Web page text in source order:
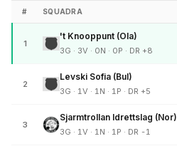
# SQUADRA
1
't Knooppunt (Ola)
3G · 3V · 0N · 0P · DR +8
2
Levski Sofia (Bul)
3G · 1V · 1N · 1P · DR +5
3
Sjarmtrollan Idrettslag (Nor)
3G · 1V · 1N · 1P · DR -1